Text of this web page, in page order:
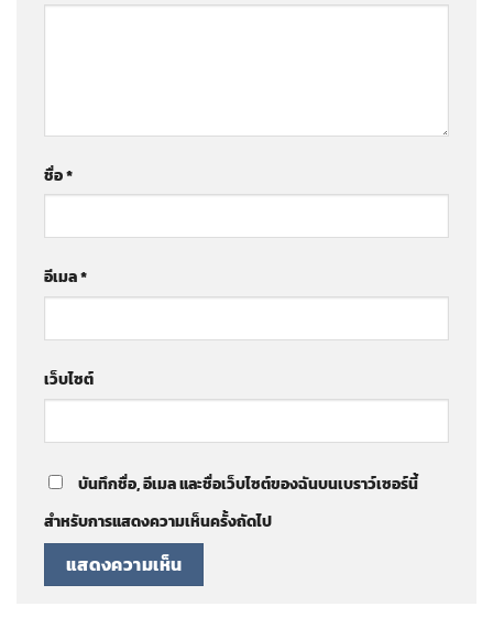
ชื่อ*
อีเมล*
เว็บไซต์
บันทึกชื่อ, อีเมล และชื่อเว็บไซต์ของฉันบนเบราว์เซอร์นี้
สำหรับการแสดงความเห็นครั้งถัดไป